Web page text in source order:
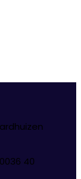
40